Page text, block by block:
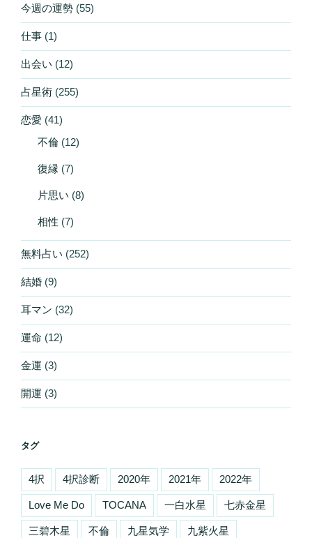
今週の運勢 (55)
仕事 (1)
出会い (12)
占星術 (255)
恋愛 (41)
不倫 (12)
復縁 (7)
片思い (8)
相性 (7)
無料占い (252)
結婚 (9)
耳マン (32)
運命 (12)
金運 (3)
開運 (3)
タグ
4択 4択診断 2020年 2021年 2022年
Love Me Do TOCANA 一白水星 七赤金星
三碧木星 不倫 九星気学 九紫火星